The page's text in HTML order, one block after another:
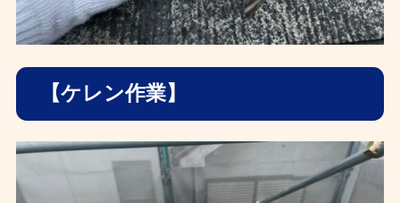
【ケレン作業】